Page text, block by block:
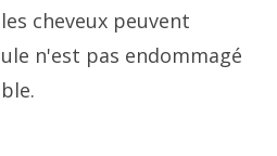
cheveux peuvent
n'est pas endommagé